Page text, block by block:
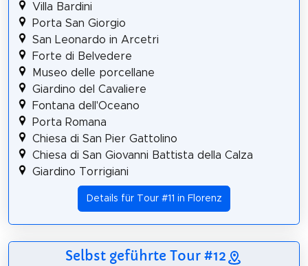
Villa Bardini
Porta San Giorgio
San Leonardo in Arcetri
Forte di Belvedere
Museo delle porcellane
Giardino del Cavaliere
Fontana dell'Oceano
Porta Romana
Chiesa di San Pier Gattolino
Chiesa di San Giovanni Battista della Calza
Giardino Torrigiani
Details für Tour #11 in Florenz
Selbst geführte Tour #12